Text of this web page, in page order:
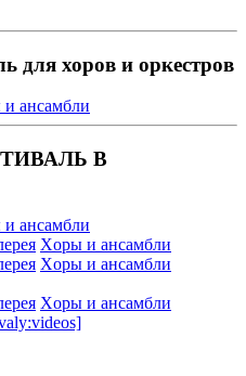
для хоров и оркестров
ансамбли
В
ансамбли
Xоры и ансамбли
Xоры и ансамбли
Xоры и ансамбли